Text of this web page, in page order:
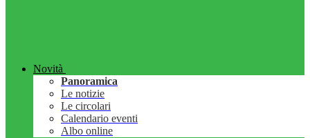
Novità
Panoramica
Le notizie
Le circolari
Calendario eventi
Albo online